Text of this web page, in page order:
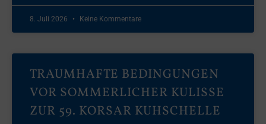
8. Juli 2026 Keine Kommentare
TRAUMHAFTE BEDINGUNGEN
VOR SOMMERLICHER KULISSE
ZUR 59. KORSAR KUHSCHELLE